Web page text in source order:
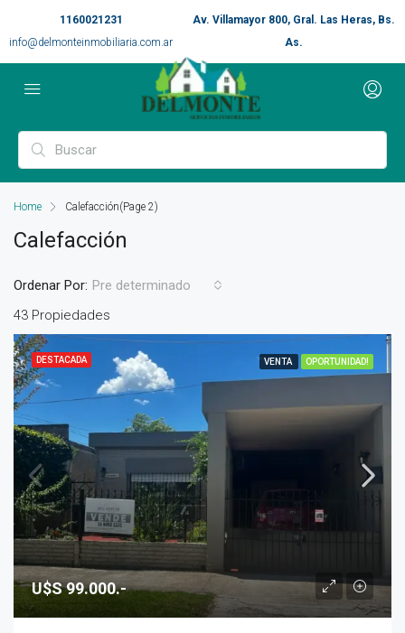
1160021231
info@delmonteinmobiliaria.com.ar
Av. Villamayor 800, Gral. Las Heras, Bs.
As.
Home Calefacción(Page 2)
Calefacción
43 Propiedades
Ordenar Por: Pre determinado
DESTACADA VENTA OPORTUNIDAD!
U$S 99.000.-